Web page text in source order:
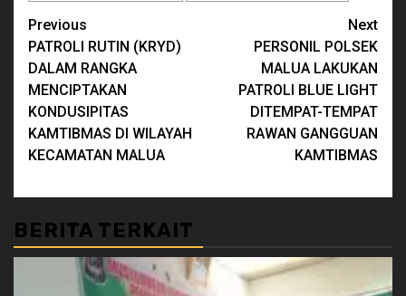
Continue
Reading
Previous
PATROLI RUTIN (KRYD)
DALAM RANGKA
MENCIPTAKAN
KONDUSIPITAS
KAMTIBMAS DI WILAYAH
KECAMATAN MALUA
Next
PERSONIL POLSEK
MALUA LAKUKAN
PATROLI BLUE LIGHT
DITEMPAT-TEMPAT
RAWAN GANGGUAN
KAMTIBMAS
BERITA TERKAIT